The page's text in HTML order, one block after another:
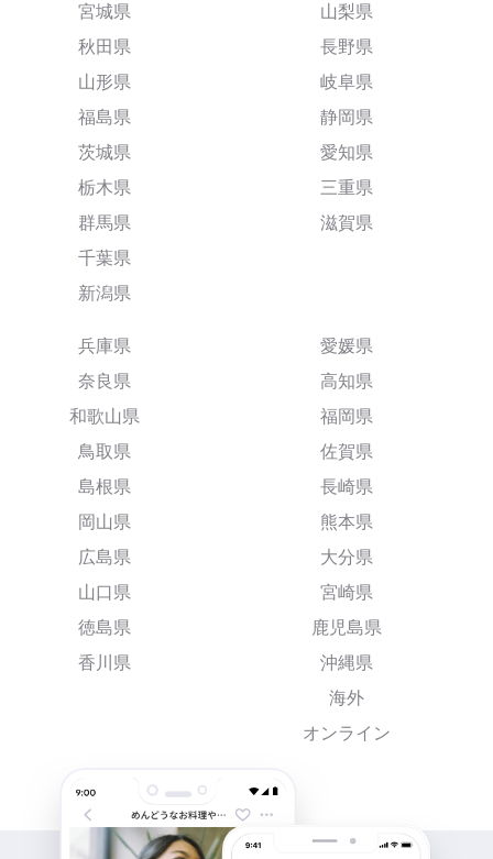
宮城県
秋田県
山形県
福島県
茨城県
栃木県
群馬県
千葉県
新潟県
山梨県
長野県
岐阜県
静岡県
愛知県
三重県
滋賀県
兵庫県
奈良県
和歌山県
鳥取県
島根県
岡山県
広島県
山口県
徳島県
香川県
愛媛県
高知県
福岡県
佐賀県
長崎県
熊本県
大分県
宮崎県
鹿児島県
沖縄県
海外
オンライン